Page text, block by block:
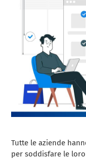
Tutte le aziende
per soddisfare le